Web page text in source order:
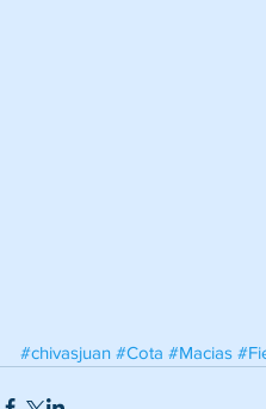
#chivasjuan #Cota #Macias